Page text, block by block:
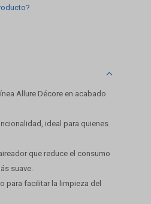
Allure Décore en acabado
ideal para quienes
que reduce el consumo
suave.
para facilitar la limpieza del